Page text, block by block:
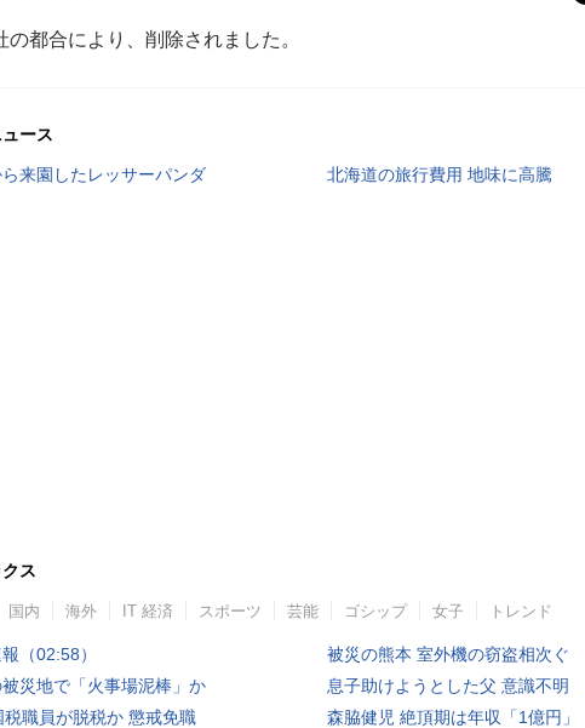
の都合により、削除されました。
ース
ら来園したレッサーパンダ 北海道の旅行費用 地味に高騰
クス
国内 海外 IT 経済 スポーツ 芸能 ゴシップ 女子 トレンド
（02:58）
災地で「火事場泥棒」か
税職員が脱税か 懲戒免職
被災の熊本 室外機の窃盗相次ぐ
息子助けようとした父 意識不明
森脇健児 絶頂期は年収「1億円」